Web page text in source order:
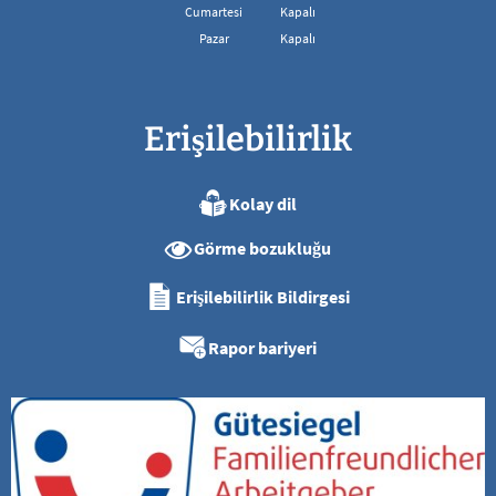
08:00 - 13:00 arası
Cumartesi
Kapalı
Pazar
Kapalı
Erişilebilirlik
Kolay dil
Görme bozukluğu
Erişilebilirlik Bildirgesi
Rapor bariyeri